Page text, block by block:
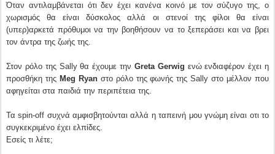
Όταν αντιλαμβάνεται ότι δεν έχει κανένα κοινό με τον σύζυγο της, ο
χωρισμός θα είναι δύσκολος αλλά οι στενοί της φίλοι θα είναι
(υπερ)αρκετά πρόθυμοι να την βοηθήσουν να το ξεπεράσει και να βρει
τον άντρα της ζωής της.
Στον ρόλο της Sally θα έχουμε την Greta Gerwig ενώ ενδιαφέρον έχει η
προσθήκη της Meg Ryanστο ρόλο της φωνής της Sally στο μέλλον που
αφηγείται στα παιδιά την περιπέτεια της.
Τα spin-off συχνά αμφισβητούνται αλλά η ταπεινή μου γνώμη είναι οτι το
συγκεκριμένο έχει ελπίδες.
Εσείς τι λέτε;